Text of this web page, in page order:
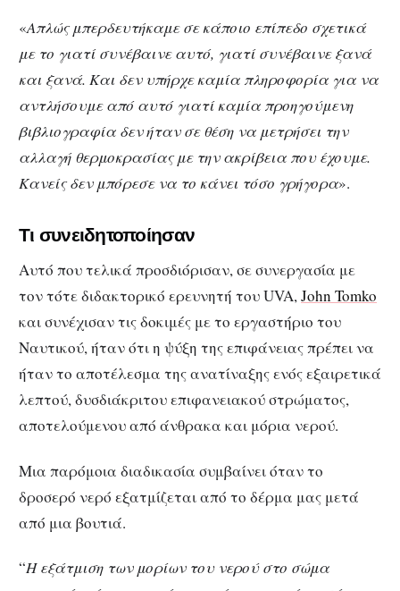
«Απλώς μπερδευτήκαμε σε κάποιο επίπεδο σχετικά
με το γιατί συνέβαινε αυτό, γιατί συνέβαινε ξανά
και ξανά. Και δεν υπήρχε καμία πληροφορία για να
αντλήσουμε από αυτό γιατί καμία προηγούμενη
βιβλιογραφία δεν ήταν σε θέση να μετρήσει την
αλλαγή θερμοκρασίας με την ακρίβεια που έχουμε.
Κανείς δεν μπόρεσε να το κάνει τόσο γρήγορα».
Τι συνειδητοποίησαν
Αυτό που τελικά προσδιόρισαν, σε συνεργασία με
τον τότε διδακτορικό ερευνητή του UVA,John Tomko
και συνέχισαν τις δοκιμές με το εργαστήριο του
Ναυτικού, ήταν ότι η ψύξη της επιφάνειας πρέπει να
ήταν το αποτέλεσμα της ανατίναξης ενός εξαιρετικά
λεπτού, δυσδιάκριτου επιφανειακού στρώματος,
αποτελούμενου από άνθρακα και μόρια νερού.
Μια παρόμοια διαδικασία συμβαίνει όταν το
δροσερό νερό εξατμίζεται από το δέρμα μας μετά
από μια βουτιά.
“Η εξάτμιση των μορίων του νερού στο σώμα